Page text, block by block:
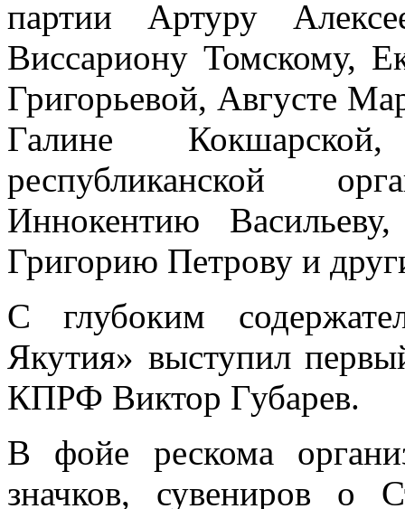
партии Артуру
Виссариону Томскому,
Григорьевой, Августе
Галине
республиканской
Иннокентию
Григорию Петрову и
С глубоким
Якутия» выступил
КПРФ Виктор Губарев.
В фойе рескома
значков, сувениров о